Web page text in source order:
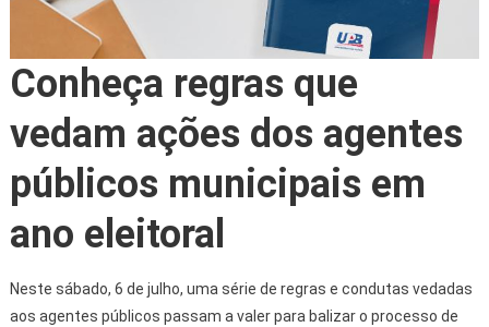
Conheça regras que
vedam ações dos agentes
públicos municipais em
ano eleitoral
Neste sábado, 6 de julho, uma série de regras e condutas vedadas
aos agentes públicos passam a valer para balizar o processo de